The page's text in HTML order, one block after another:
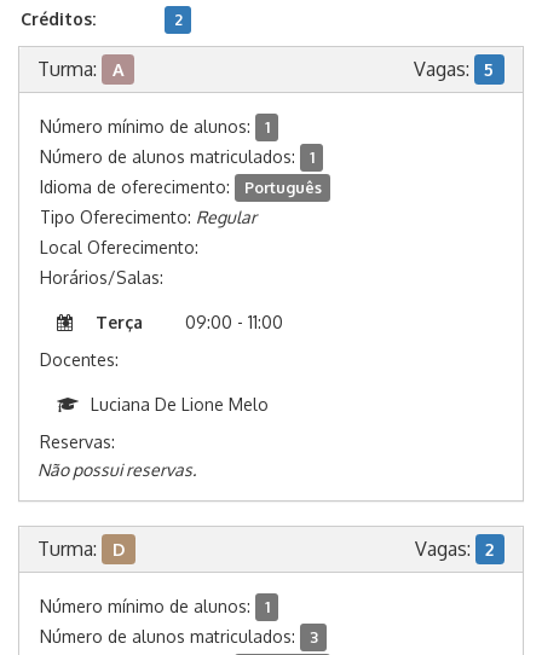
Créditos: 2
Turma: A Vagas: 5
Número mínimo de alunos: 1
Número de alunos matriculados: 1
Idioma de oferecimento: Português
Tipo Oferecimento: Regular
Local Oferecimento:
Horários/Salas:
Terça
09:00 - 11:00
Docentes:
Luciana De Lione Melo
Reservas:
Não possui reservas.
Turma: D Vagas: 2
Número mínimo de alunos: 1
Número de alunos matriculados: 3